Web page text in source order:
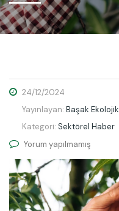
24/12/2024
Yayınlayan: Başak Ekolojik
Kategori: Sektörel Haber
Yorum yapılmamış